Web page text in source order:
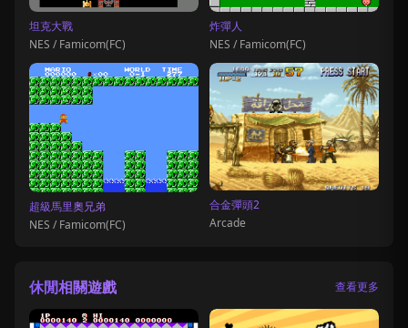
坦克大戰
NES / Famicom(FC)
炸彈人
NES / Famicom(FC)
超級馬里奧兄弟
NES / Famicom(FC)
合金彈頭2
Arcade
休閒相關遊戲 查看更多